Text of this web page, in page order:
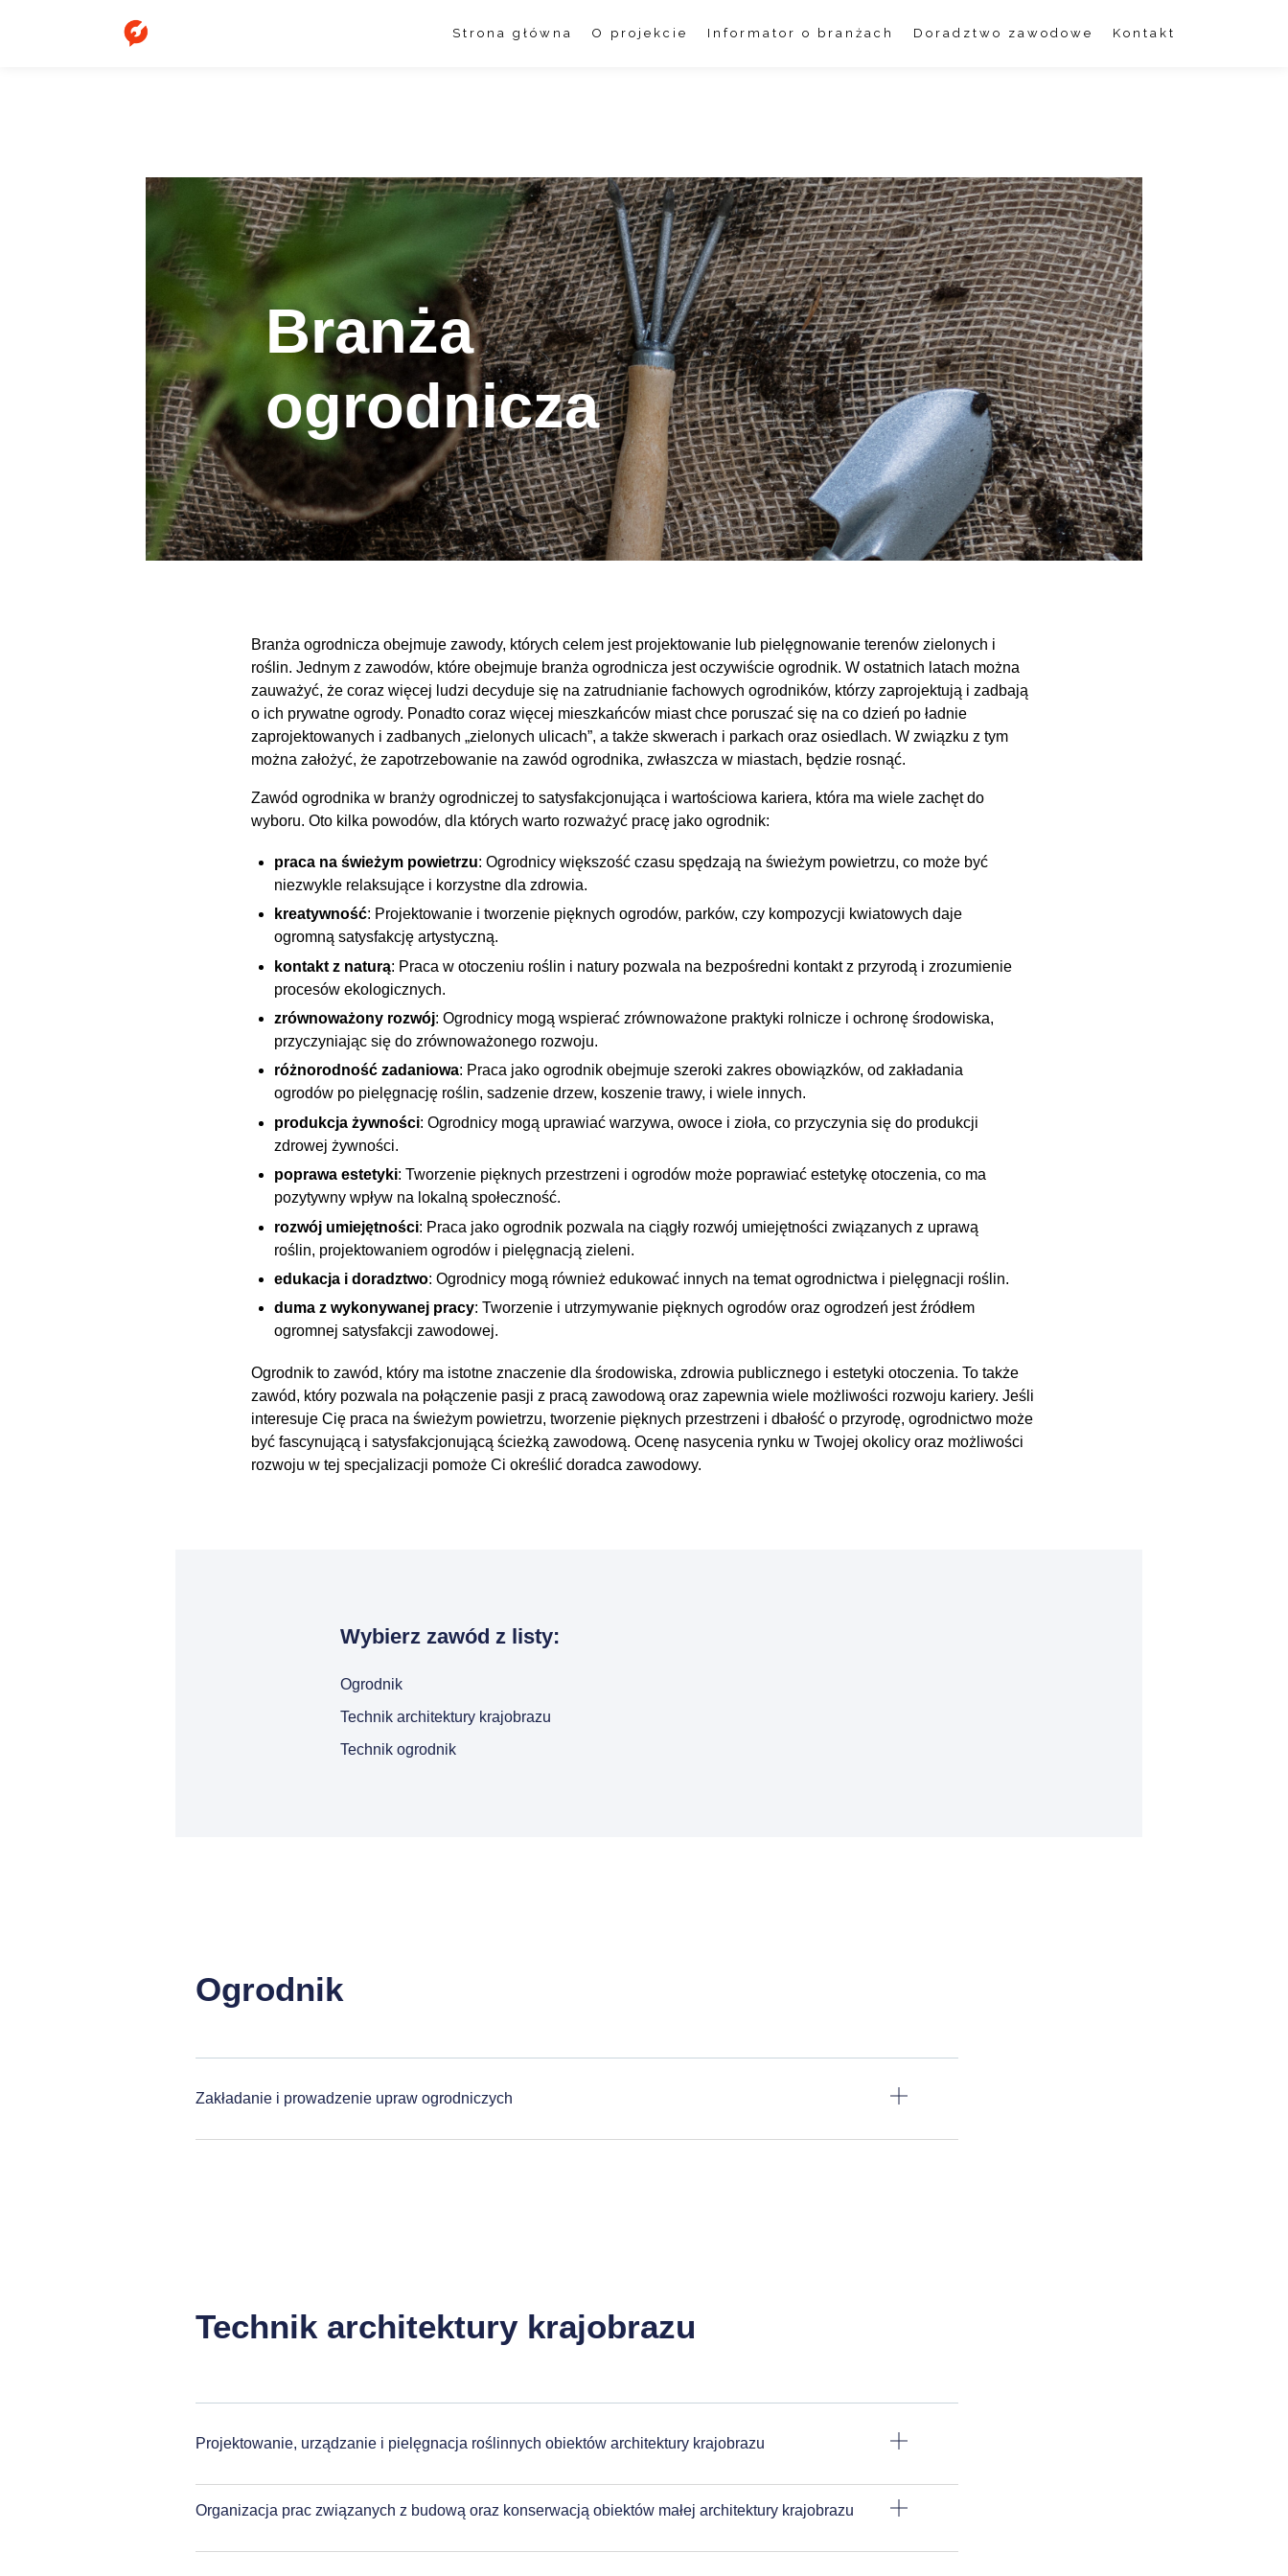
Strona główna O projekcie Informator o branżach Doradztwo zawodowe Kontakt
Branża
ogrodnicza
Branża ogrodnicza obejmuje zawody, których celem jest projektowanie lub pielęgnowanie terenów zielonych i
roślin. Jednym z zawodów, które obejmuje branża ogrodnicza jest oczywiście ogrodnik. W ostatnich latach można
zauważyć, że coraz więcej ludzi decyduje się na zatrudnianie fachowych ogrodników, którzy zaprojektują i zadbają
o ich prywatne ogrody. Ponadto coraz więcej mieszkańców miast chce poruszać się na co dzień po ładnie
zaprojektowanych i zadbanych „zielonych ulicach”, a także skwerach i parkach oraz osiedlach. W związku z tym
można założyć, że zapotrzebowanie na zawód ogrodnika, zwłaszcza w miastach, będzie rosnąć.
Zawód ogrodnika w branży ogrodniczej to satysfakcjonująca i wartościowa kariera, która ma wiele zachęt do
wyboru. Oto kilka powodów, dla których warto rozważyć pracę jako ogrodnik:
praca na świeżym powietrzu: Ogrodnicy większość czasu spędzają na świeżym powietrzu, co może być
niezwykle relaksujące i korzystne dla zdrowia.
kreatywność: Projektowanie i tworzenie pięknych ogrodów, parków, czy kompozycji kwiatowych daje
ogromną satysfakcję artystyczną.
kontakt z naturą: Praca w otoczeniu roślin i natury pozwala na bezpośredni kontakt z przyrodą i zrozumienie
procesów ekologicznych.
zrównoważony rozwój: Ogrodnicy mogą wspierać zrównoważone praktyki rolnicze i ochronę środowiska,
przyczyniając się do zrównoważonego rozwoju.
różnorodność zadaniowa: Praca jako ogrodnik obejmuje szeroki zakres obowiązków, od zakładania
ogrodów po pielęgnację roślin, sadzenie drzew, koszenie trawy, i wiele innych.
produkcja żywności: Ogrodnicy mogą uprawiać warzywa, owoce i zioła, co przyczynia się do produkcji
zdrowej żywności.
poprawa estetyki: Tworzenie pięknych przestrzeni i ogrodów może poprawiać estetykę otoczenia, co ma
pozytywny wpływ na lokalną społeczność.
rozwój umiejętności: Praca jako ogrodnik pozwala na ciągły rozwój umiejętności związanych z uprawą
roślin, projektowaniem ogrodów i pielęgnacją zieleni.
edukacja i doradztwo: Ogrodnicy mogą również edukować innych na temat ogrodnictwa i pielęgnacji roślin.
duma z wykonywanej pracy: Tworzenie i utrzymywanie pięknych ogrodów oraz ogrodzeń jest źródłem
ogromnej satysfakcji zawodowej.
Ogrodnik to zawód, który ma istotne znaczenie dla środowiska, zdrowia publicznego i estetyki otoczenia. To także
zawód, który pozwala na połączenie pasji z pracą zawodową oraz zapewnia wiele możliwości rozwoju kariery. Jeśli
interesuje Cię praca na świeżym powietrzu, tworzenie pięknych przestrzeni i dbałość o przyrodę, ogrodnictwo może
być fascynującą i satysfakcjonującą ścieżką zawodową. Ocenę nasycenia rynku w Twojej okolicy oraz możliwości
rozwoju w tej specjalizacji pomoże Ci określić doradca zawodowy.
Wybierz zawód z listy:
Ogrodnik
Technik architektury krajobrazu
Technik ogrodnik
Ogrodnik
Zakładanie i prowadzenie upraw ogrodniczych
Technik architektury krajobrazu
Projektowanie, urządzanie i pielęgnacja roślinnych obiektów architektury krajobrazu
Organizacja prac związanych z budową oraz konserwacją obiektów małej architektury krajobrazu